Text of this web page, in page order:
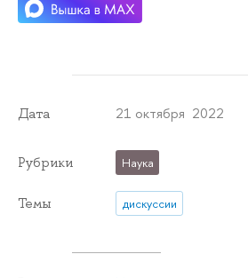
Дата 21 октября 2022
Рубрики Наука
Темы дискуссии